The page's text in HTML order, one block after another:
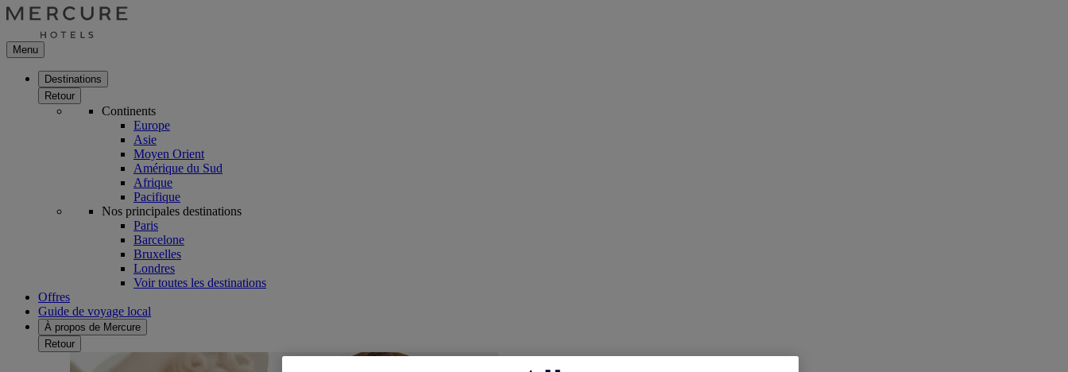
Menu
Destinations
Retour
Continents
Europe
Asie
Moyen Orient
Amérique du Sud
Afrique
Pacifique
Nos principales destinations
Paris
Barcelone
Bruxelles
Londres
Voir toutes les destinations
Offres
Guide de voyage local
À propos de Mercure
Retour